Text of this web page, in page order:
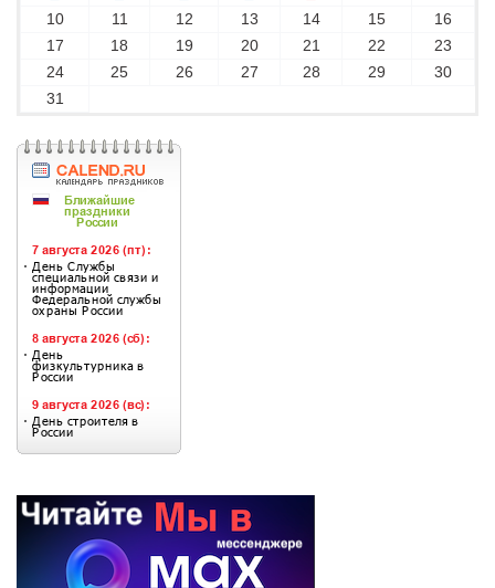
10
11 12 13 14 15
16
17
18 19 20 21 22
23
24
25 26 27 28 29
30
31